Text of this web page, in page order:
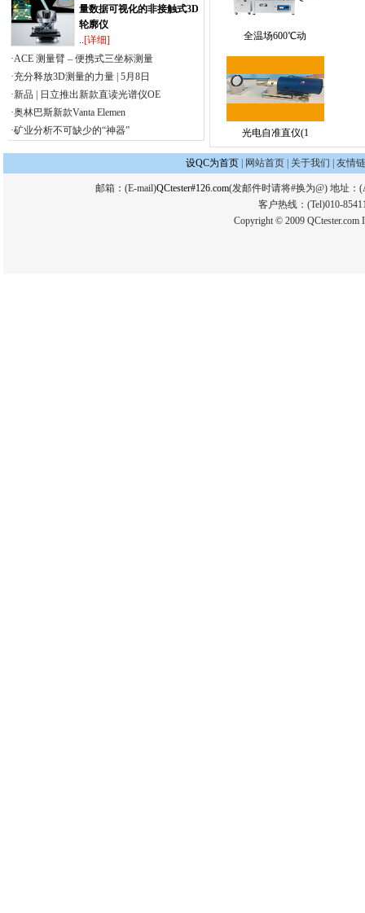
量数据可视化的非接触式3D
轮廓仪
..[详细]
·ACE 测量臂 – 便携式三坐标测量
·充分释放3D测量的力量 | 5月8日
·新品 | 日立推出新款直读光谱仪OE
·奥林巴斯新款Vanta Elemen
·矿业分析不可缺少的“神器”
全温场600℃动
光电自准直仪(1
设QC为首页| 网站首页| 关于我们 友情
邮箱：(E-mail)QCtester#126.com(发邮件时请将#换为@) 地址：
客户热线：(Tel)010-
Copyright © 2009 QCtester.com